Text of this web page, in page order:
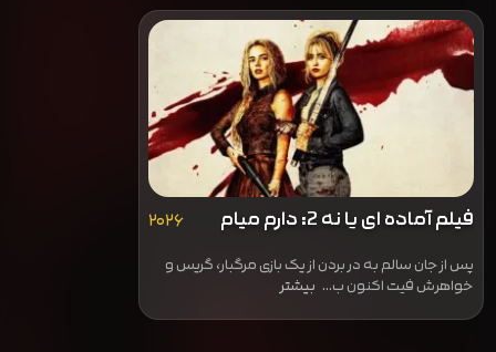
فیلم آماده ای یا نه 2: دارم میام ۲۰۲۶
پس از جان سالم به در بردن از یک بازی مرگبار، گریس و
خواهرش فیت اکنون ب... بیشتر